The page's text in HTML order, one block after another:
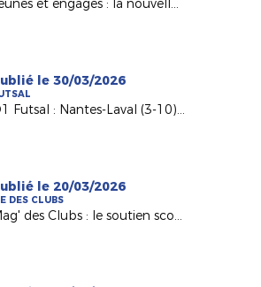
Jeunes et engagés : la nouvelle génération de dirigeants
le 30/03/2026
D1 Futsal : Nantes-Laval (3-10), les réactions d’après match
le 20/03/2026
DES CLUBS
Mag' des Clubs : le soutien scolaire au sein de l'AS Saint-Hilaire Vihiers Saint-Paul